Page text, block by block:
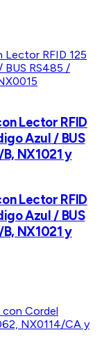
Lector RFID
Azul / BUS
NX1021 y
Lector RFID
Azul / BUS
NX1021 y